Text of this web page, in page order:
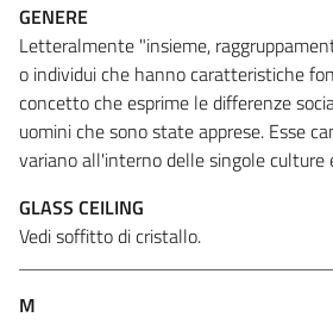
GENERE
Letteralmente "insieme,
o individui che hanno caratteristiche
concetto che esprime le differenze
uomini che sono state apprese. Esse
variano all'interno delle singole culture
GLASS CEILING
Vedi soffitto di cristallo.
M